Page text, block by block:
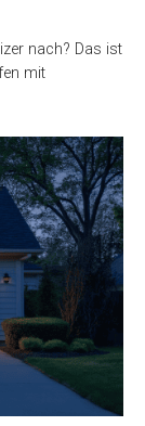
nach? Das ist
mit